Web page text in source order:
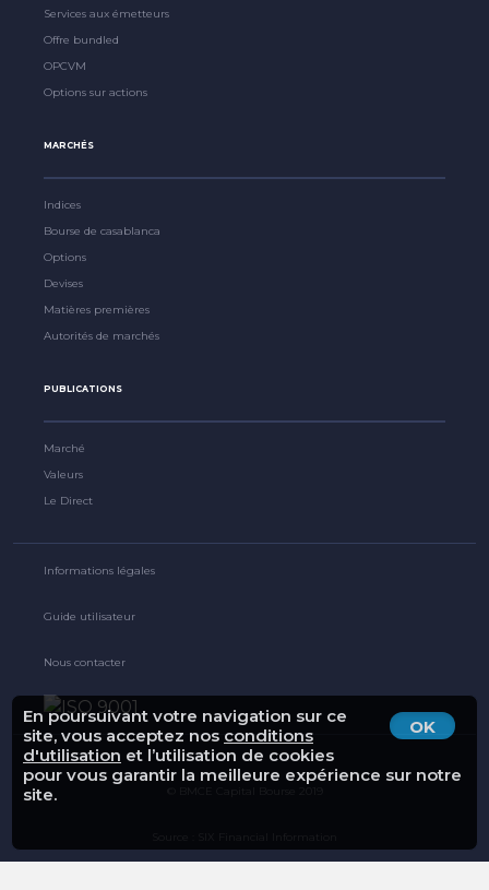
OK
En poursuivant votre navigation sur ce
site, vous acceptez nos conditions
d'utilisation et l’utilisation de cookies
pour vous garantir la meilleure expérience sur notre
site.
Services aux émetteurs
Offre bundled
OPCVM
Options sur actions
MARCHÉS
Indices
Bourse de casablanca
Options
Devises
Matières premières
Autorités de marchés
PUBLICATIONS
Marché
Valeurs
Le Direct
Informations légales
Guide utilisateur
Nous contacter